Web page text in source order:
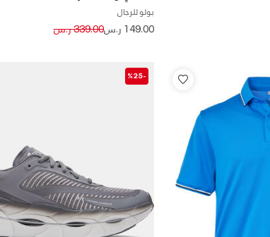
بولو للرجال
149.00 ر.سPrice reduced from
339.00 ر.سto
-%25